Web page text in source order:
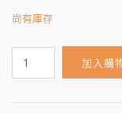
尚有庫存
372
加入購